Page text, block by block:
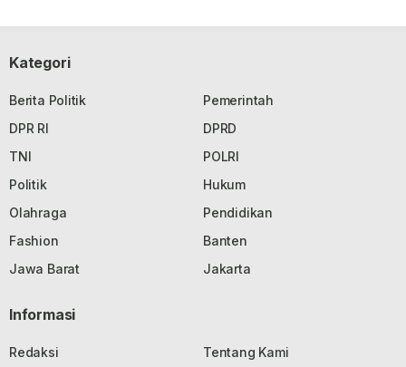
Kategori
Berita Politik
Pemerintah
DPR RI
DPRD
TNI
POLRI
Politik
Hukum
Olahraga
Pendidikan
Fashion
Banten
Jawa Barat
Jakarta
Informasi
Redaksi Tentang Kami